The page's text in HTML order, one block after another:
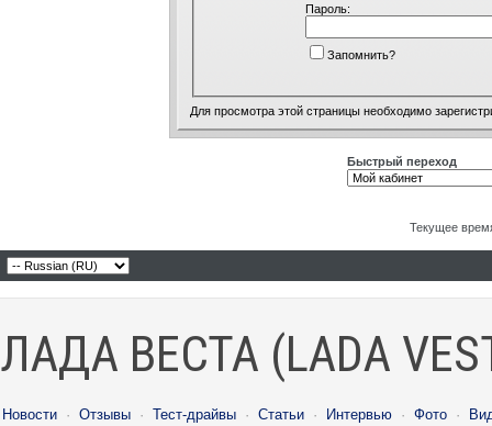
Пароль:
Запомнить?
Для просмотра этой страницы необходимо
Быстрый переход
Текущее
ЛАДА ВЕСТА (LADA
Новости · Отзывы · Тест-драйвы · Статьи · Интервью · Фото ·